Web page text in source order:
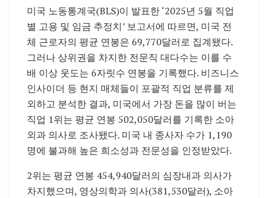
미국 노동통계국(BLS)이 발표한 ‘2025년 5월 직업
별 고용 및 임금 추정치’ 보고서에 따르면, 미국 전
체 근로자의 평균 연봉은 69,770달러로 집계됐다.
그러나 상위권을 차지한 전문직 대다수는 이를 수
배 이상 웃도는 6자릿수 연봉을 기록했다. 비즈니스
인사이더 등 현지 매체들이 포괄적 직업 분류를 제
외하고 분석한 결과, 미국에서 가장 돈을 많이 버는
직업 1위는 평균 연봉 502,050달러를 기록한 소아
외과 의사로 조사됐다. 미국 내 종사자 수가 1,190
명에 불과해 높은 희소성과 전문성을 인정받았다.
2위는 평균 연봉 454,940달러의 심장내과 의사가
차지했으며, 영상의학과 의사(381,530달러), 소아